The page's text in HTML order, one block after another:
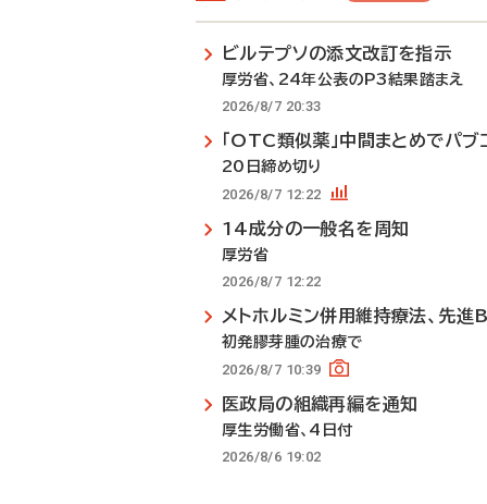
ビルテプソの添文改訂を指示
厚労省、24年公表のP3結果踏まえ
2026/8/7 20:33
「OTC類似薬」中間まとめでパブ
20日締め切り
2026/8/7 12:22
14成分の一般名を周知
厚労省
2026/8/7 12:22
メトホルミン併用維持療法、先進
初発膠芽腫の治療で
2026/8/7 10:39
医政局の組織再編を通知
厚生労働省、4日付
2026/8/6 19:02